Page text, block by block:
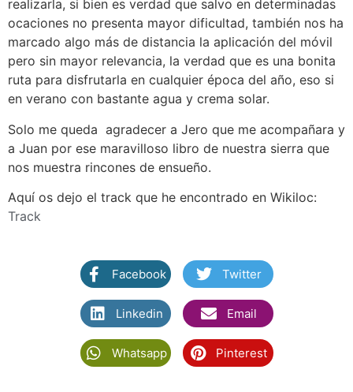
realizarla, si bien es verdad que salvo en determinadas
ocaciones no presenta mayor dificultad, también nos ha
marcado algo más de distancia la aplicación del móvil
pero sin mayor relevancia, la verdad que es una bonita
ruta para disfrutarla en cualquier época del año, eso si
en verano con bastante agua y crema solar.
Solo me queda agradecer a Jero que me acompañara y
a Juan por ese maravilloso libro de nuestra sierra que
nos muestra rincones de ensueño.
Aquí os dejo el track que he encontrado en Wikiloc:
Track
Facebook Twitter
Linkedin Email
Whatsapp Pinterest